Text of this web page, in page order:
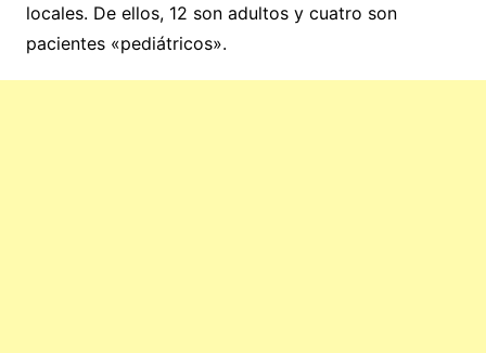
locales. De ellos, 12 son adultos y cuatro son
pacientes «pediátricos».